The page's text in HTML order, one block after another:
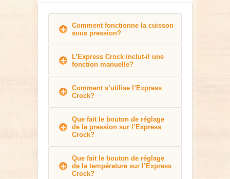
Comment fonctionne la cuisson
sous pression?
L’Express Crock inclut-il une
fonction manuelle?
Comment s’utilise l’Express
Crock?
Que fait le bouton de réglage
de la pression sur l’Express
Crock?
Que fait le bouton de réglage
de la température sur l’Express
Crock?